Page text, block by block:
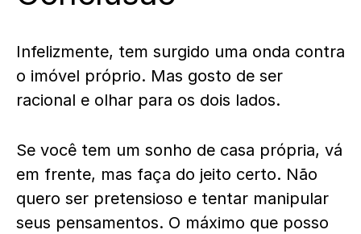
Infelizmente, tem surgido uma onda contra
o imóvel próprio. Mas gosto de ser
racional e olhar para os dois lados.
Se você tem um sonho de casa própria, vá
em frente, mas faça do jeito certo. Não
quero ser pretensioso e tentar manipular
seus pensamentos. O máximo que posso